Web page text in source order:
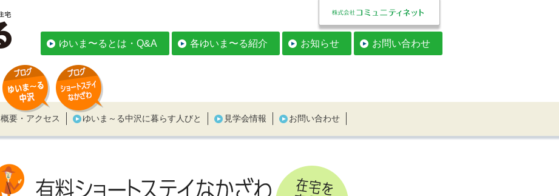
ゆいま〜るとは・Q&A 各ゆいま〜る紹介 お知らせ お問い合わせ
概要・アクセス ゆいま～る中沢に暮らす人びと 見学会情報 お問い合わせ